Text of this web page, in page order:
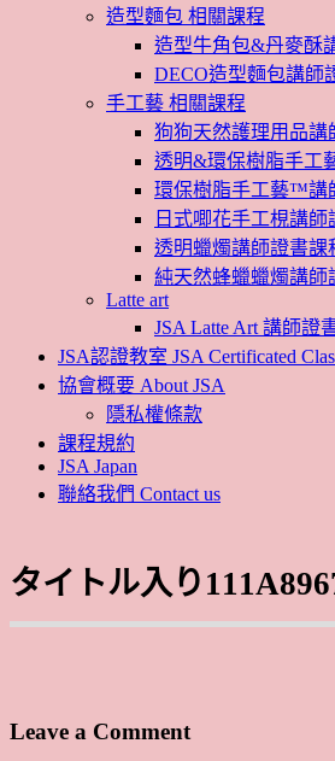
造型麵包 相關課程
造型牛角包&丹麥酥
DECO造型麵包講師
手工藝 相關課程
狗狗天然護理用品講
透明&環保樹脂手工
環保樹脂手工藝™講
日式唧花手工梘講師
透明蠟燭講師證書課
純天然蜂蠟蠟燭講師
Latte art
JSA Latte Art 講師證
JSA認證教室 JSA Certificated
協會概要 About JSA
隱私權條款
課程規約
JSA Japan
聯絡我們 Contact us
タイトル入り
Leave a Comment